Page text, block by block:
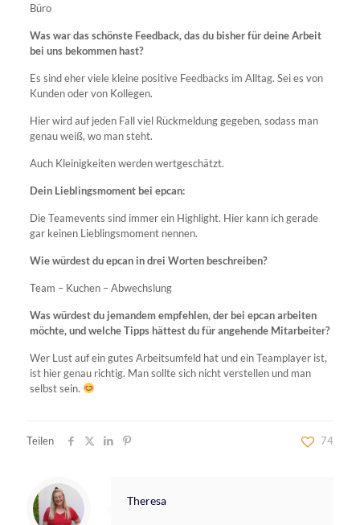
Büro
Was war das schönste Feedback, das du bisher für deine Arbeit
bei uns bekommen hast?
Es sind eher viele kleine positive Feedbacks im Alltag. Sei es von
Kunden oder von Kollegen.
Hier wird auf jeden Fall viel Rückmeldung gegeben, sodass man
genau weiß, wo man steht.
Auch Kleinigkeiten werden wertgeschätzt.
Dein Lieblingsmoment bei epcan:
Die Teamevents sind immer ein Highlight. Hier kann ich gerade
gar keinen Lieblingsmoment nennen.
Wie würdest du epcan in drei Worten beschreiben?
Team – Kuchen – Abwechslung
Was würdest du jemandem empfehlen, der bei epcan arbeiten
möchte, und welche Tipps hättest du für angehende Mitarbeiter?
Wer Lust auf ein gutes Arbeitsumfeld hat und ein Teamplayer ist,
ist hier genau richtig. Man sollte sich nicht verstellen und man
selbst sein.
Teilen 74
Theresa